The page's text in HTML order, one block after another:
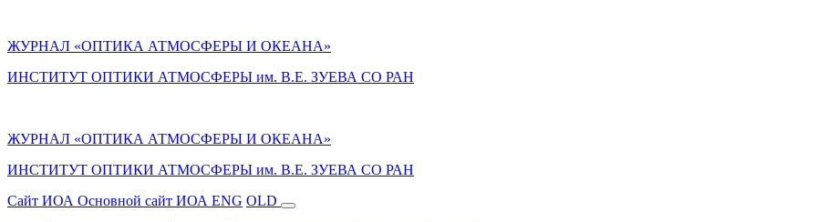
ЖУРНАЛ «ОПТИКА АТМОСФЕРЫ И ОКЕАНА»
ИНСТИТУТ ОПТИКИ АТМОСФЕРЫ им. В.Е. ЗУЕВА СО РАН
ЖУРНАЛ «ОПТИКА АТМОСФЕРЫ И ОКЕАНА»
ИНСТИТУТ ОПТИКИ АТМОСФЕРЫ им. В.Е. ЗУЕВА СО РАН
Cайт ИОА Основной сайт ИОА ENG OLD